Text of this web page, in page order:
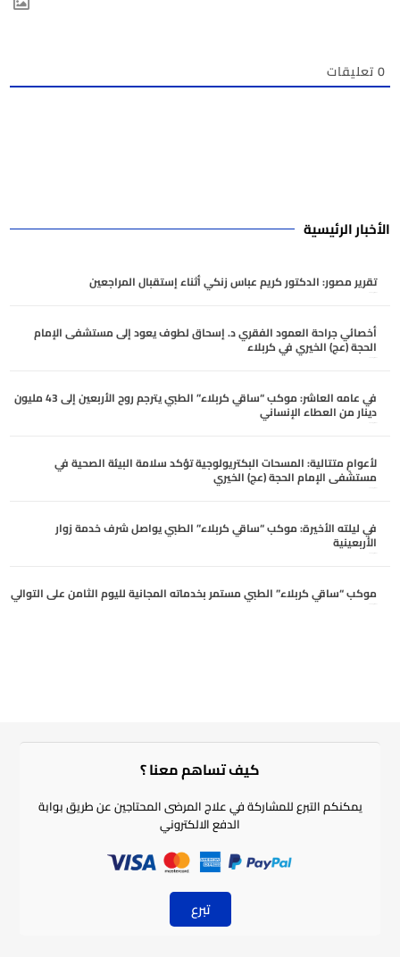
0تعليقات
الأخبار الرئيسية
تقرير مصور: الدكتور كريم عباس زنكي أثناء إستقبال المراجعين
أخصائي جراحة العمود الفقري د. إسحاق لطوف يعود إلى مستشفى الإمام
الحجة (عج) الخيري في كربلاء
في عامه العاشر: موكب “ساقي كربلاء” الطبي يترجم روح الأربعين إلى 43 مليون
دينار من العطاء الإنساني
لأعوامٍ متتالية: المسحات البكتريولوجية تؤكد سلامة البيئة الصحية في
مستشفى الإمام الحجة (عج) الخيري
في ليلته الأخيرة: موكب “ساقي كربلاء” الطبي يواصل شرف خدمة زوار
الأربعينية
موكب “ساقي كربلاء” الطبي مستمر بخدماته المجانية لليوم الثامن على التوالي
كيف تساهم معنا ؟​
يمكنكم التبرع للمشاركة في علاج المرضى المحتاجين عن طريق بوابة
الدفع الالكتروني
تبرع